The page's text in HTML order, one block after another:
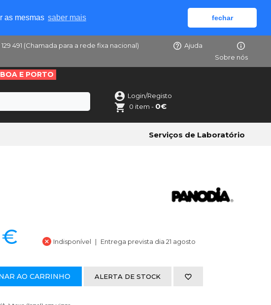
as mesmas saber mais fechar
129 491 (Chamada para a rede fixa nacional)
Ajuda
Sobre nós
E PORTO
Login/Registo
0 item - 0€
Serviços de Laboratório
€ Indisponível Entrega prevista dia 21 agosto
AO CARRINHO ALERTA DE STOCK